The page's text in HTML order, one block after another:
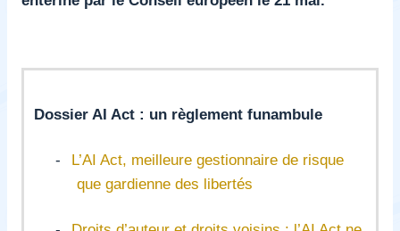
Dossier AI Act : un règlement funambule
-
L’AI Act, meilleure gestionnaire de risque
que gardienne des libertés